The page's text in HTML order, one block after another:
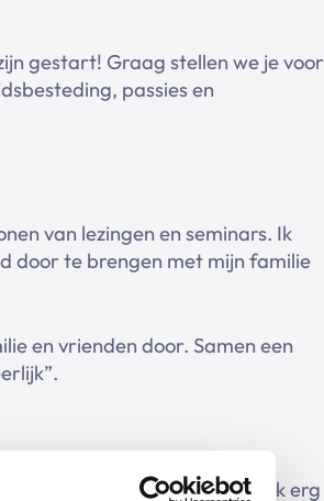
gestart! Graag stellen we je voor
passies en
van lezingen en seminars. Ik
door te brengen met mijn familie
en vrienden door. Samen een
vrienden. Daarnaast houd ik erg